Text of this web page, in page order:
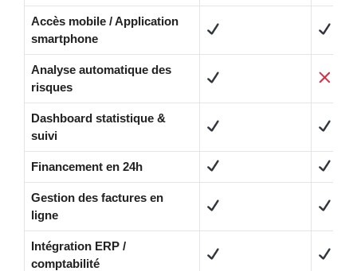
Accès mobile / Application
smartphone
Analyse automatique des
risques
Dashboard statistique &
suivi
Financement en 24h
Gestion des factures en
ligne
Intégration ERP /
comptabilité